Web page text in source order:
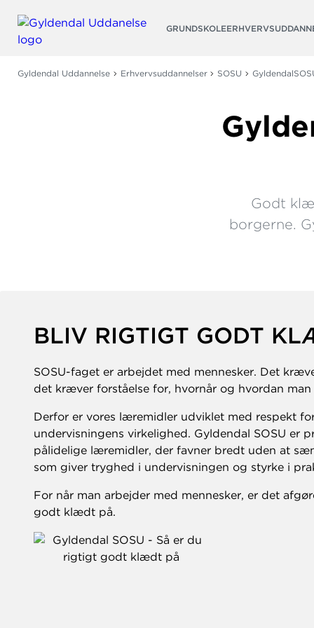
GRUNDSKOLE
Gyldendal Uddannelse Erhvervsuddannelser SOSU
Godt
borgerne.
BLIV RIGTIGT GODT
SOSU-faget er arbejdet med mennesker. Det
det kræver forståelse for, hvornår og hvordan
Derfor er vores læremidler udviklet med respekt
undervisningens virkelighed. Gyldendal SOSU er
pålidelige læremidler, der favner bredt uden at
som giver tryghed i undervisningen og styrke i
For når man arbejder med mennesker, er det
godt klædt på.